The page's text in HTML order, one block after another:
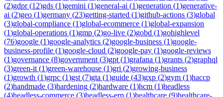
(2)gdpr(12)gds (1)gemini (1)general-ai (1)generation (1)generative-
ai (2)geo (1)germany (23)getting-started (1)github-actions (3)global
(3)global-compliance (1)global-ecommerce (1)global-expansion
(1)global-operations (1)gmp (2)go-live (2)gobd (1)gohighlevel
(76)google (1)google-analytics (2)google-business (1)google-
business-profile (1)google-cloud (2)google-pay (1)google-reviews
(1)governance (8)government (3)gpt (1)grafana (1)grants (2)graphql
(3)green-it (1)green-warehouse (1)gri (2)growing-business
(1)growth (1)grpc (1)gst (7)gta (1)guide (43)gxp (2)gym (1)haccp
(2)handmade (3)hardening (2)hardware (1)hcm (1)headless
(4)headless-commerce (3)headless-erp (1)healthcare (9)healthcare-